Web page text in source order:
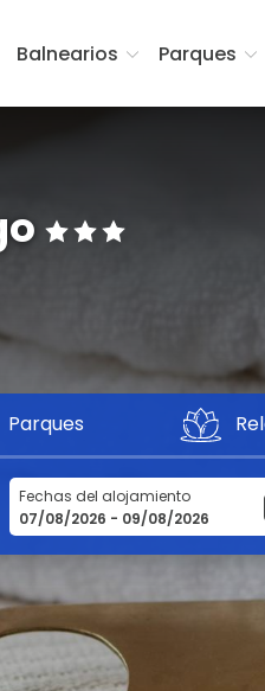
Balnearios Parques
Parques
Fechas del alojamiento